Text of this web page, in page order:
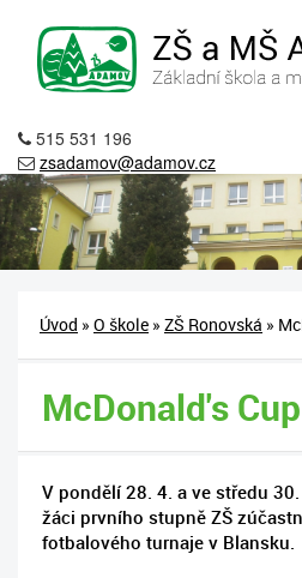
515 531 196
zsadamov@adamov.cz
Úvod » O škole » ZŠ Ronovská »
McDonald's Cup
V pondělí 28. 4. a ve středu
žáci prvního stupně ZŠ
fotbalového turnaje v Blansku.